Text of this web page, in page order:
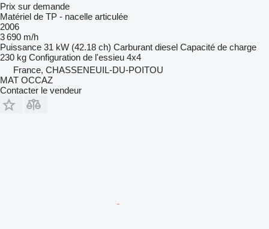
Prix sur demande
Matériel de TP - nacelle articulée
2006
3 690 m/h
Puissance 31 kW (42.18 ch) Carburant diesel Capacité de charge
230 kg Configuration de l'essieu 4x4
France, CHASSENEUIL-DU-POITOU
MAT OCCAZ
Contacter le vendeur